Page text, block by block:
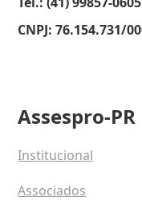
CNPJ: 76.154.731/
Assespro-PR
Institucional
Associados